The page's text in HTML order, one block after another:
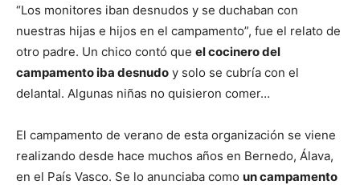
“Los monitores iban desnudos y se duchaban con
nuestras hijas e hijos en el campamento”, fue el relato de
otro padre. Un chico contó que el cocinero del
campamento iba desnudo y solo se cubría con el
delantal. Algunas niñas no quisieron comer…
El campamento de verano de esta organización se viene
realizando desde hace muchos años en Bernedo, Álava,
en el País Vasco. Se lo anunciaba como un campamento